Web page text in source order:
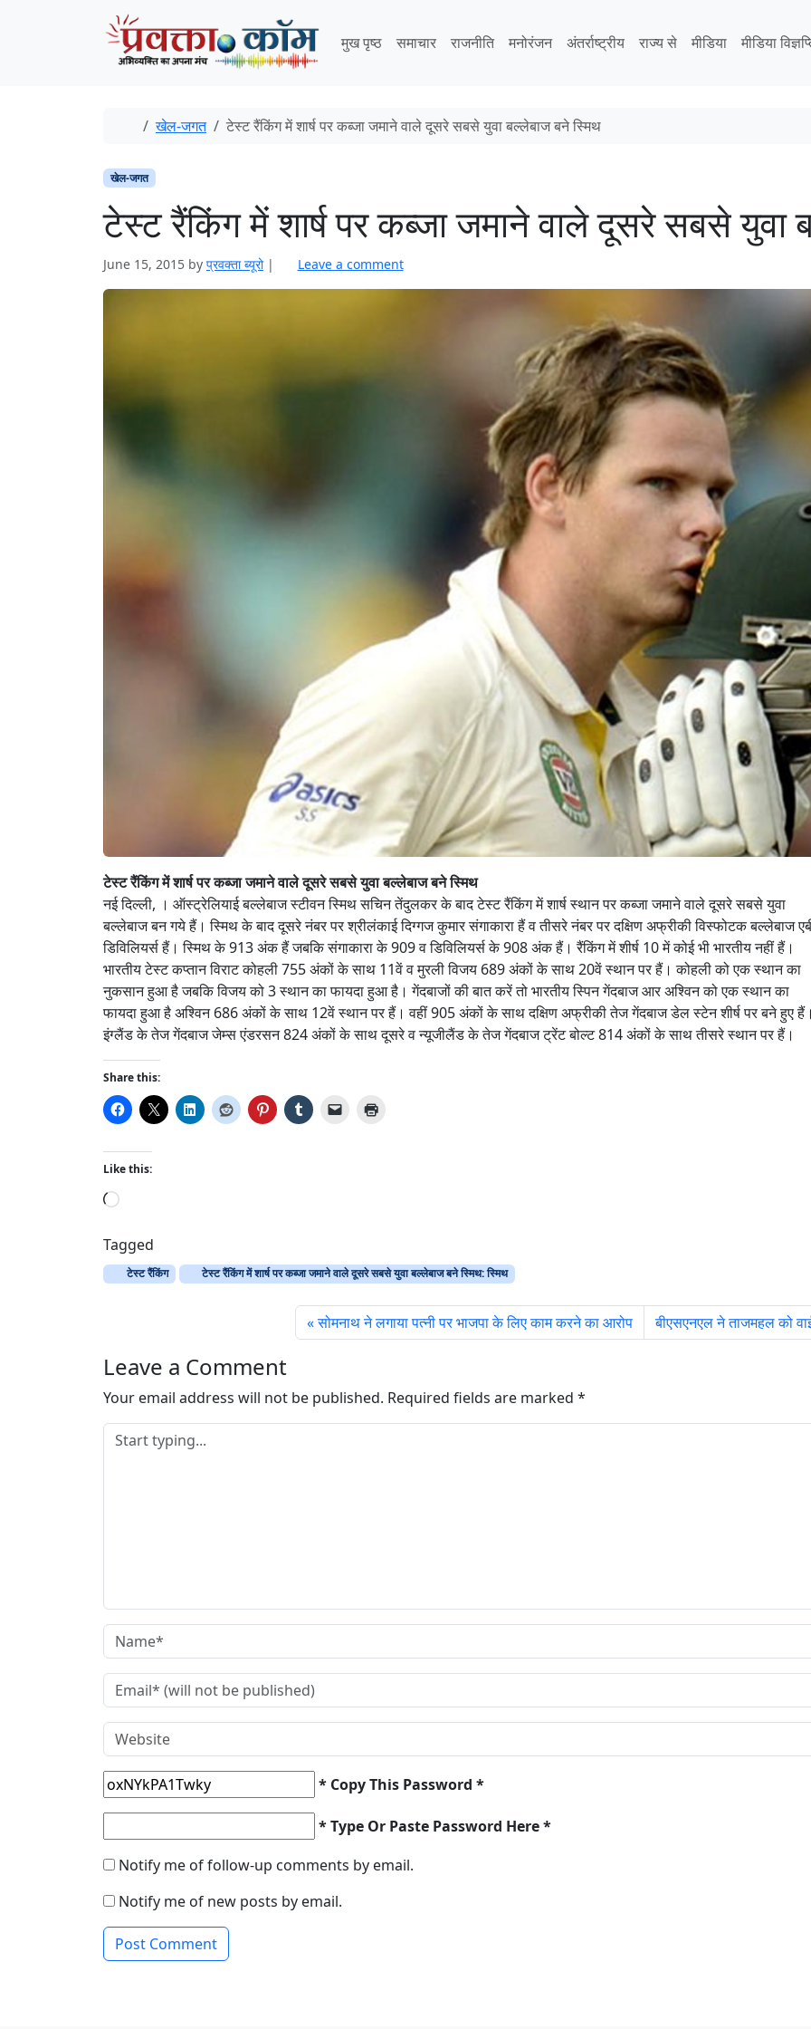
मुख पृष्ठ
समाचार राजनीति मनोरंजन अंतर्राष्ट्रीय राज्य से मीडिया मीडिया
Home
खेल-जगत टेस्ट रैंकिंग में शार्ष पर कब्जा जमाने वाले दूसरे सबसे युवा बल्लेबाज बने स्मिथ
खेल-जगत
टेस्ट रैंकिंग में शार्ष पर कब्जा जमाने वाले दूसरे सबसे युवा
June 15, 2015 by प्रवक्ता ब्यूरो | Leave a comment
टेस्ट रैंकिंग में शार्ष पर कब्जा जमाने वाले दूसरे सबसे युवा बल्लेबाज बने स्मिथ
नई दिल्ली, । ऑस्ट्रेलियाई बल्लेबाज स्टीवन स्मिथ सचिन तेंदुलकर के बाद टेस्ट रैंकिंग में शार्ष स्थान पर कब्जा जमाने वाले दूसरे सबसे युवा
बल्लेबाज बन गये हैं। स्मिथ के बाद दूसरे नंबर पर श्रीलंकाई दिग्गज कुमार संगाकारा हैं व तीसरे नंबर पर दक्षिण अफ्रीकी विस्फोटक बल्लेबाज
डिविलियर्स हैं। स्मिथ के 913 अंक हैं जबकि संगाकारा के 909 व डिविलियर्स के 908 अंक हैं। रैंकिंग में शीर्ष 10 में कोई भी भारतीय नहीं हैं।
भारतीय टेस्ट कप्तान विराट कोहली 755 अंकों के साथ 11वें व मुरली विजय 689 अंकों के साथ 20वें स्थान पर हैं। कोहली को एक स्थान का
नुकसान हुआ है जबकि विजय को 3 स्थान का फायदा हुआ है। गेंदबाजों की बात करें तो भारतीय स्पिन गेंदबाज आर अश्विन को एक स्थान का
फायदा हुआ है अश्विन 686 अंकों के साथ 12वें स्थान पर हैं। वहीं 905 अंकों के साथ दक्षिण अफ्रीकी तेज गेंदबाज डेल स्टेन शीर्ष पर बने हुए
इंग्लैंड के तेज गेंदबाज जेम्स एंडरसन 824 अंकों के साथ दूसरे व न्यूजीलैंड के तेज गेंदबाज ट्रेंट बोल्ट 814 अंकों के साथ तीसरे स्थान पर हैं।
Share this:
Like this:
L
a
d
i
Tagged
टेस्ट रैंकिंग टेस्ट रैंकिंग में शार्ष पर कब्जा जमाने वाले दूसरे सबसे युवा बल्लेबाज बने स्मिथ: स्मिथ
सोमनाथ ने लगाया पत्नी पर भाजपा के लिए काम करने का आरोप बीएसएनएल ने ताजमहल को
Leave a Comment
Your email address will not be published. Required fields are marked *
* Copy This Password *
* Type Or Paste Password Here *
Notify me of follow-up comments by email.
Notify me of new posts by email.